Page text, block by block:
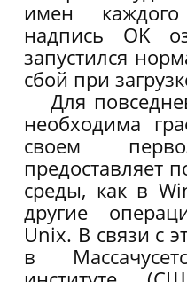
имен
надпись OK
запустился
сбой при
Для
необходима
своем
предоставляет
среды, как в
другие
Unix. В связи с
в